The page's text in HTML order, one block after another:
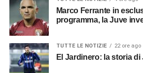
Marco Ferrante in
programma, la Juve
TUTTE LE NOTIZIE 22 ore ago
El Jardinero: la storia di